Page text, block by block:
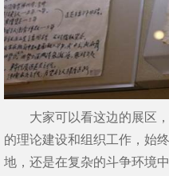
大家可以看这边的展区
的理论建设和组织工作，始
地，还是在复杂的斗争环境